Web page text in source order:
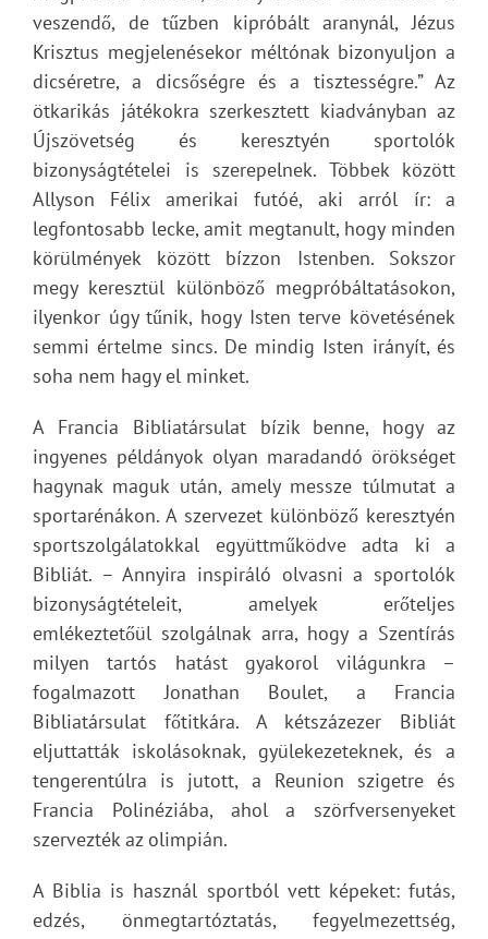
veszendő, de tűzben kipróbált aranynál, Jézus
Krisztus megjelenésekor méltónak bizonyuljon a
dicséretre, a dicsőségre és a tisztességre.” Az
ötkarikás játékokra szerkesztett kiadványban az
Újszövetség és keresztyén sportolók
bizonyságtételei is szerepelnek. Többek között
Allyson Félix amerikai futóé, aki arról ír: a
legfontosabb lecke, amit megtanult, hogy minden
körülmények között bízzon Istenben. Sokszor
megy keresztül különböző megpróbáltatásokon,
ilyenkor úgy tűnik, hogy Isten terve követésének
semmi értelme sincs. De mindig Isten irányít, és
soha nem hagy el minket.
A Francia Bibliatársulat bízik benne, hogy az
ingyenes példányok olyan maradandó örökséget
hagynak maguk után, amely messze túlmutat a
sportarénákon. A szervezet különböző keresztyén
sportszolgálatokkal együttműködve adta ki a
Bibliát. – Annyira inspiráló olvasni a sportolók
bizonyságtételeit, amelyek erőteljes
emlékeztetőül szolgálnak arra, hogy a Szentírás
milyen tartós hatást gyakorol világunkra –
fogalmazott Jonathan Boulet, a Francia
Bibliatársulat főtitkára. A kétszázezer Bibliát
eljuttatták iskolásoknak, gyülekezeteknek, és a
tengerentúlra is jutott, a Reunion szigetre és
Francia Polinéziába, ahol a szörfversenyeket
szervezték az olimpián.
A Biblia is használ sportból vett képeket: futás,
edzés, önmegtartóztatás, fegyelmezettség,